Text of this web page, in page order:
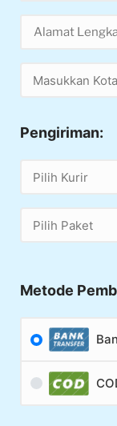
Masukkan
Pengiriman:
Pilih Kurir
Pilih Paket
Metode